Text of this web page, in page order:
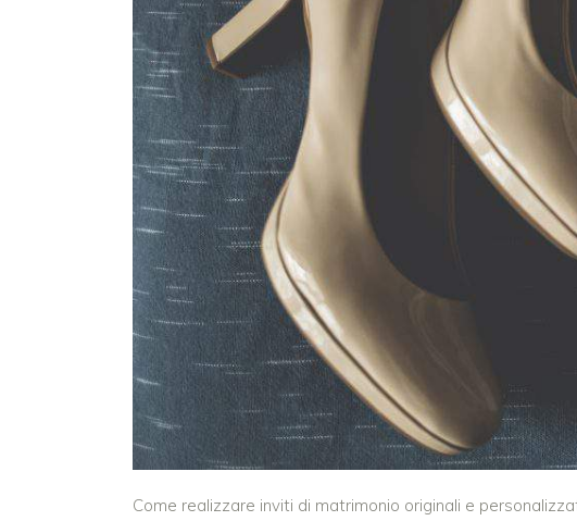
Come realizzare inviti di matrimonio originali e